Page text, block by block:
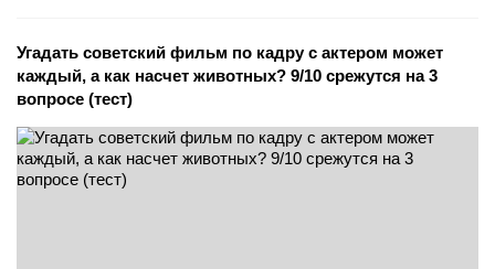
Угадать советский фильм по кадру с актером может
каждый, а как насчет животных? 9/10 срежутся на 3
вопросе (тест)